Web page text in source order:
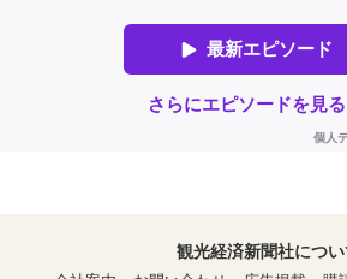
観光経済新聞社につい